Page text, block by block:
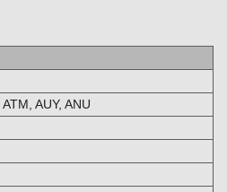
AUY, ANU